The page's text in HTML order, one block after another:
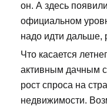
он. А здесь
официальном
надо идти дальше,
Что касается
активным дачным
рост спроса на
недвижимости.